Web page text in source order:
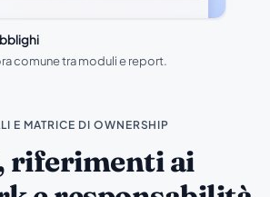
comune tra moduli e report.
E MATRICE DI OWNERSHIP
riferimenti ai